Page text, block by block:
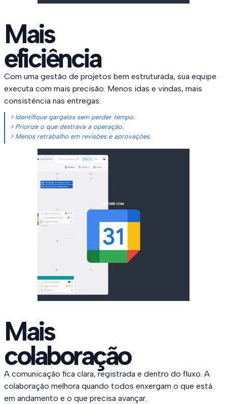
Mais
eficiência
Com uma gestão de projetos bem estruturada, sua equipe
executa com mais precisão. Menos idas e vindas, mais
consistência nas entregas.
> Identifique gargalos sem perder tempo.
> Priorize o que destrava a operação.
> Menos retrabalho em revisões e aprovações.
Mais
colaboração
A comunicação fica clara, registrada e dentro do fluxo. A
colaboração melhora quando todos enxergam o que está
em andamento e o que precisa avançar.